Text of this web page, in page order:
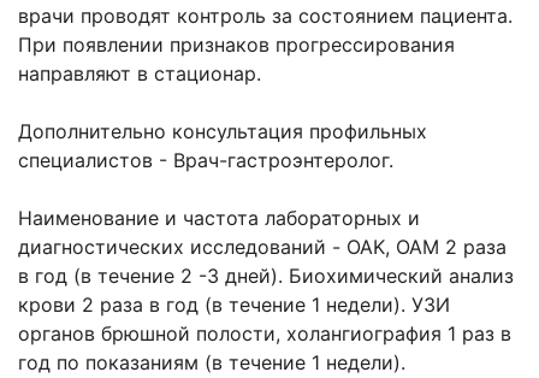
врачи проводят контроль за состоянием пациента.
При появлении признаков прогрессирования
направляют в стационар.
Дополнительно консультация профильных
специалистов - Врач-гастроэнтеролог.
Наименование и частота лабораторных и
диагностических исследований - OAK, OAM 2 раза
в год (в течение 2 -3 дней). Биохимический анализ
крови 2 раза в год (в течение 1 недели). УЗИ
органов брюшной полости, холангиография 1 раз в
год по показаниям (в течение 1 недели).